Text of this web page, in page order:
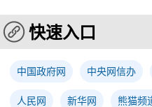
快速入口
中国政府网 中央网信办
人民网 新华网 熊猫频